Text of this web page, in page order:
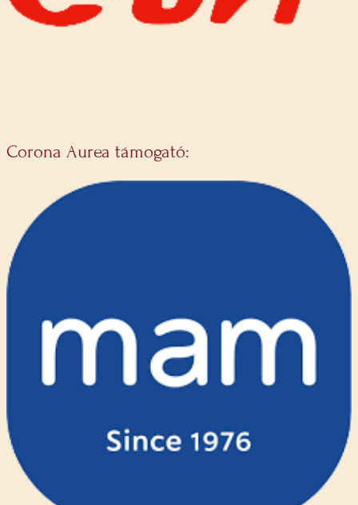
Corona Aurea támogató: